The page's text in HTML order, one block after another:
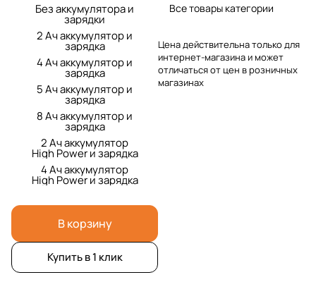
Без аккумулятора и
зарядки
2 Ач аккумулятор и
зарядка
4 Ач аккумулятор и
зарядка
5 Ач аккумулятор и
зарядка
8 Ач аккумулятор и
зарядка
2 Ач аккумулятор
High Power и зарядка
4 Ач аккумулятор
High Power и зарядка
В корзину
Купить в 1 клик
Все товары категории
Цена действительна только для
интернет-магазина и может
отличаться от цен в розничных
магазинах